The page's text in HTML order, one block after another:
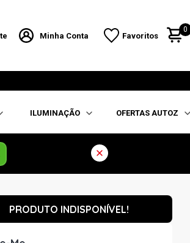
Minha Conta Favoritos
0
ILUMINAÇÃO OFERTAS AUTOZ
PRODUTO INDISPONÍVEL!